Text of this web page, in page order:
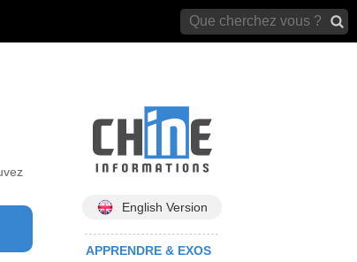
English Version
APPRENDRE & EXOS